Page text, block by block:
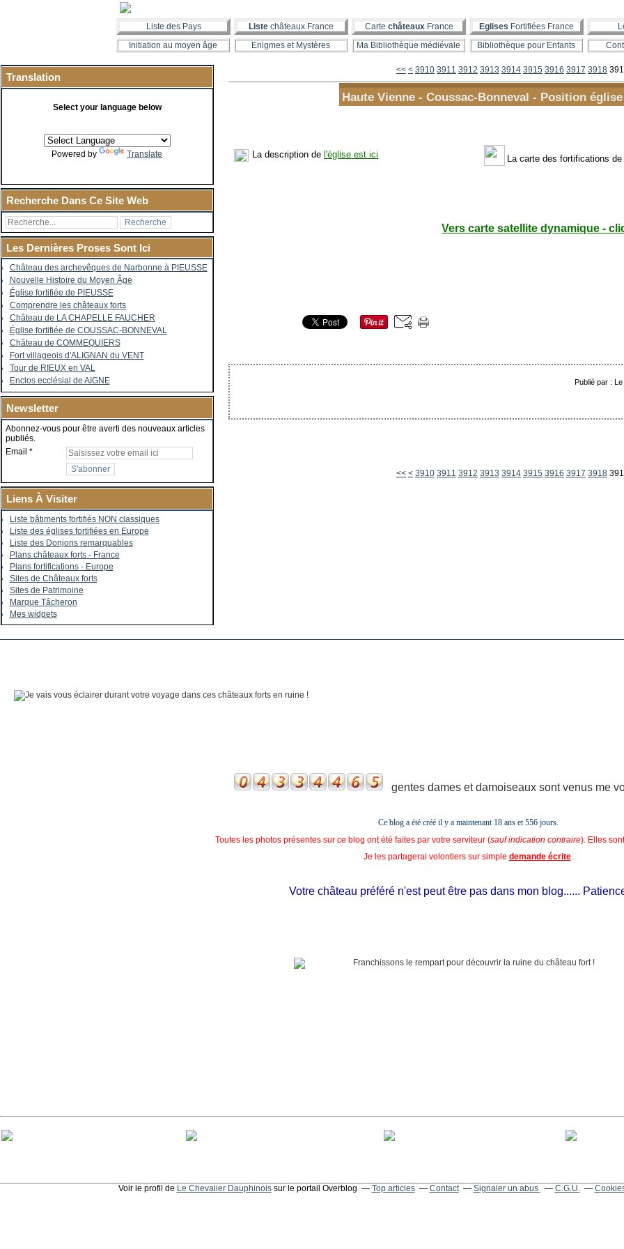
Liste des Pays Liste châteaux France Carte châteauxFrance Eglises Fortifiées France
Initiation au moyen âge
Enigmes et Mystères Ma Bibliothèque médiévale Bibliothèque pour Enfants
Translation
Select your language below
Powered by Translate
Recherche Dans Ce Site Web
Les Dernières Proses Sont Ici
Château des archevêques de Narbonne à PIEUSSE
Nouvelle Histoire du Moyen Âge
Église fortifiée de PIEUSSE
Comprendre les châteaux forts
Château de LA CHAPELLE FAUCHER
Église fortifiée de COUSSAC-BONNEVAL
Château de COMMEQUIERS
Fort villageois d'ALIGNAN du VENT
Tour de RIEUX en VAL
Enclos ecclésial de AIGNE
Newsletter
Abonnez-vous pour être averti des nouveaux articles
publiés.
Email
Liens À Visiter
Liste bâtiments fortifiés NON classiques
Liste des églises fortifiées en Europe
Liste des Donjons remarquables
Plans châteaux forts - France
Plans fortifications - Europe
Sites de Châteaux forts
Sites de Patrimoine
Marque Tâcheron
Mes widgets
<< < 3900
3910 3911 3912 3913 3914 3915 3916 3917 3918
Haute Vienne - Coussac-Bonneval - Position
La description de l'église est ici La carte des fortifications de
Vers carte satellite dynamique -
Publié par :
<< < 3900
3910 3911 3912 3913 3914 3915 3916 3917 3918
gentes dames et damoiseaux sont venus me
Ce blog a été créé il y a maintenant 18 ans et556 jours.
Toutes les photos présentes sur ce blog ont été faites par votre serviteur (sauf indication contraire). Elles
Je les partagerai volontiers sur simple demande écrite.
Votre château préféré n'est peut être pas dans mon blog......
Voir le profil de Le Chevalier Dauphinoissur le portail Overblog Top articles Contact Signaler un abus C.G.U.